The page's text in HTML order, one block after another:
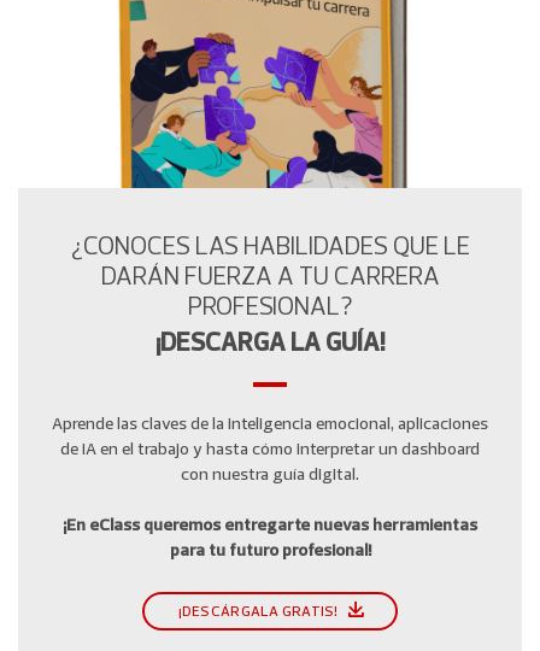
¿CONOCES LAS HABILIDADES QUE LE
DARÁN FUERZA A TU CARRERA
PROFESIONAL?
¡DESCARGA LA GUÍA!
Aprende las claves de la inteligencia emocional, aplicaciones
de IA en el trabajo y hasta cómo interpretar un dashboard
con nuestra guía digital.
¡En eClass queremos entregarte nuevas herramientas
para tu futuro profesional!
¡DESCÁRGALA GRATIS!